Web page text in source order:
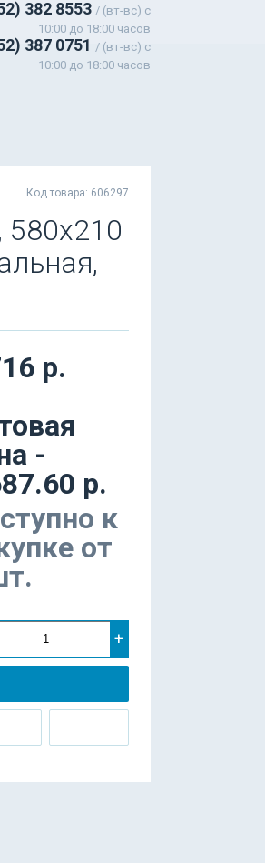
382 8553 / (вт-вс) c
10:00 до 18:00 часов
387 0751 / (вт-вс) с
10:00 до 18:00 часов
Код товара: 606297
580х210
р.
-
р.
к
от
+